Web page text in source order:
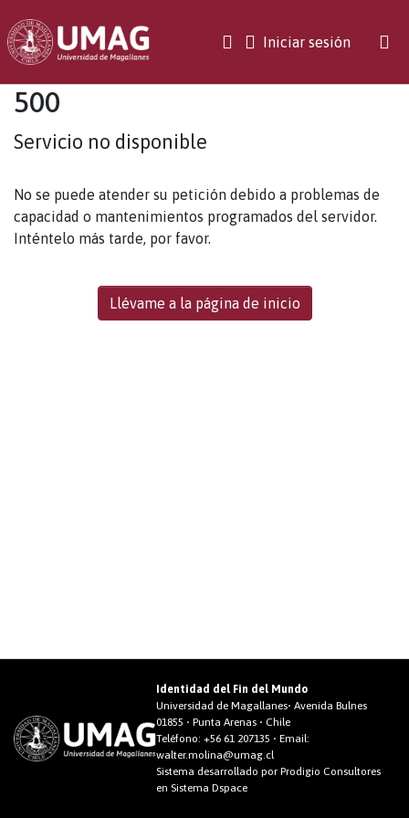
Iniciar sesión(current)
500
Servicio no disponible
No se puede atender su petición debido a problemas de
capacidad o mantenimientos programados del servidor.
Inténtelo más tarde, por favor.
Llévame a la página de inicio
Identidad del Fin del Mundo
Universidad de Magallanes• Avenida Bulnes
01855 • Punta Arenas • Chile
Teléfono:+56 61 207135 • Email:
walter.molina@umag.cl
Sistema desarrollado por Prodigio Consultores
en Sistema Dspace